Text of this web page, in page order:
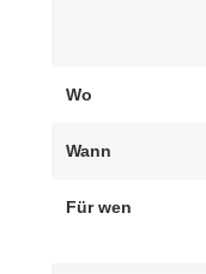
Wo
Wann
Für wen